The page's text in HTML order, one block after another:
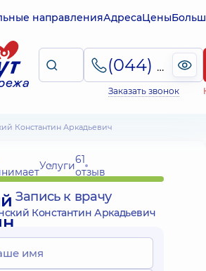
направленияАдресаЦены
(044) 495-2-888
Заказать звонок
Константин Аркадьевич
Услуги61
отзыв
Запись к врачу
Константин Аркадьевич